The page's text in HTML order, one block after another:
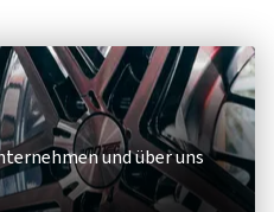
und über uns